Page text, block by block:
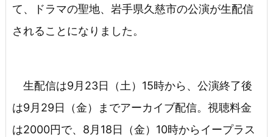
て、ドラマの聖地、岩手県久慈市の公演が生配信
されることになりました。
生配信は9月23日（土）15時から、公演終了後
は9月29日（金）までアーカイブ配信。視聴料金
は2000円で、8月18日（金）10時からイープラス